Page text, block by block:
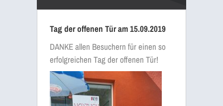
Tag der offenen Tür am 15.09.2019
DANKE allen Besuchern für einen so
erfolgreichen Tag der offenen Tür!